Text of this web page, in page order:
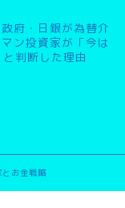
政府・日銀が為替介
ン投資家が「今は
判断した理由
お金戦略